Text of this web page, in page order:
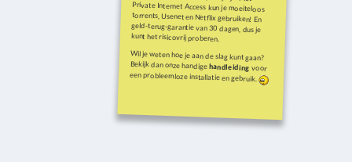
kunt het risicovrij proberen.
Wil je weten hoe je aan de slag kunt gaan?
Bekijk dan onze handigehandleiding voor
een probleemloze installatie en gebruik.